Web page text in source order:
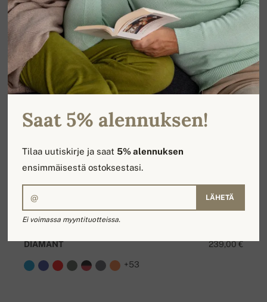
239,00 €
DIAMANT
+53
Saat 5% alennuksen!
Tilaa uutiskirje ja saat5% alennuksen
ensimmäisestä ostoksestasi.
LÄHETÄ
Ei voimassa myyntituotteissa.